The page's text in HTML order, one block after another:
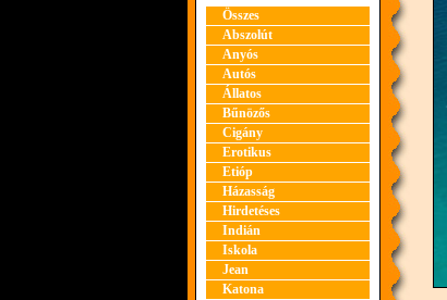
Összes
Abszolút
Anyós
Autós
Állatos
Bűnözős
Cigány
Erotikus
Etióp
Házasság
Hirdetéses
Indián
Iskola
Jean
Katona